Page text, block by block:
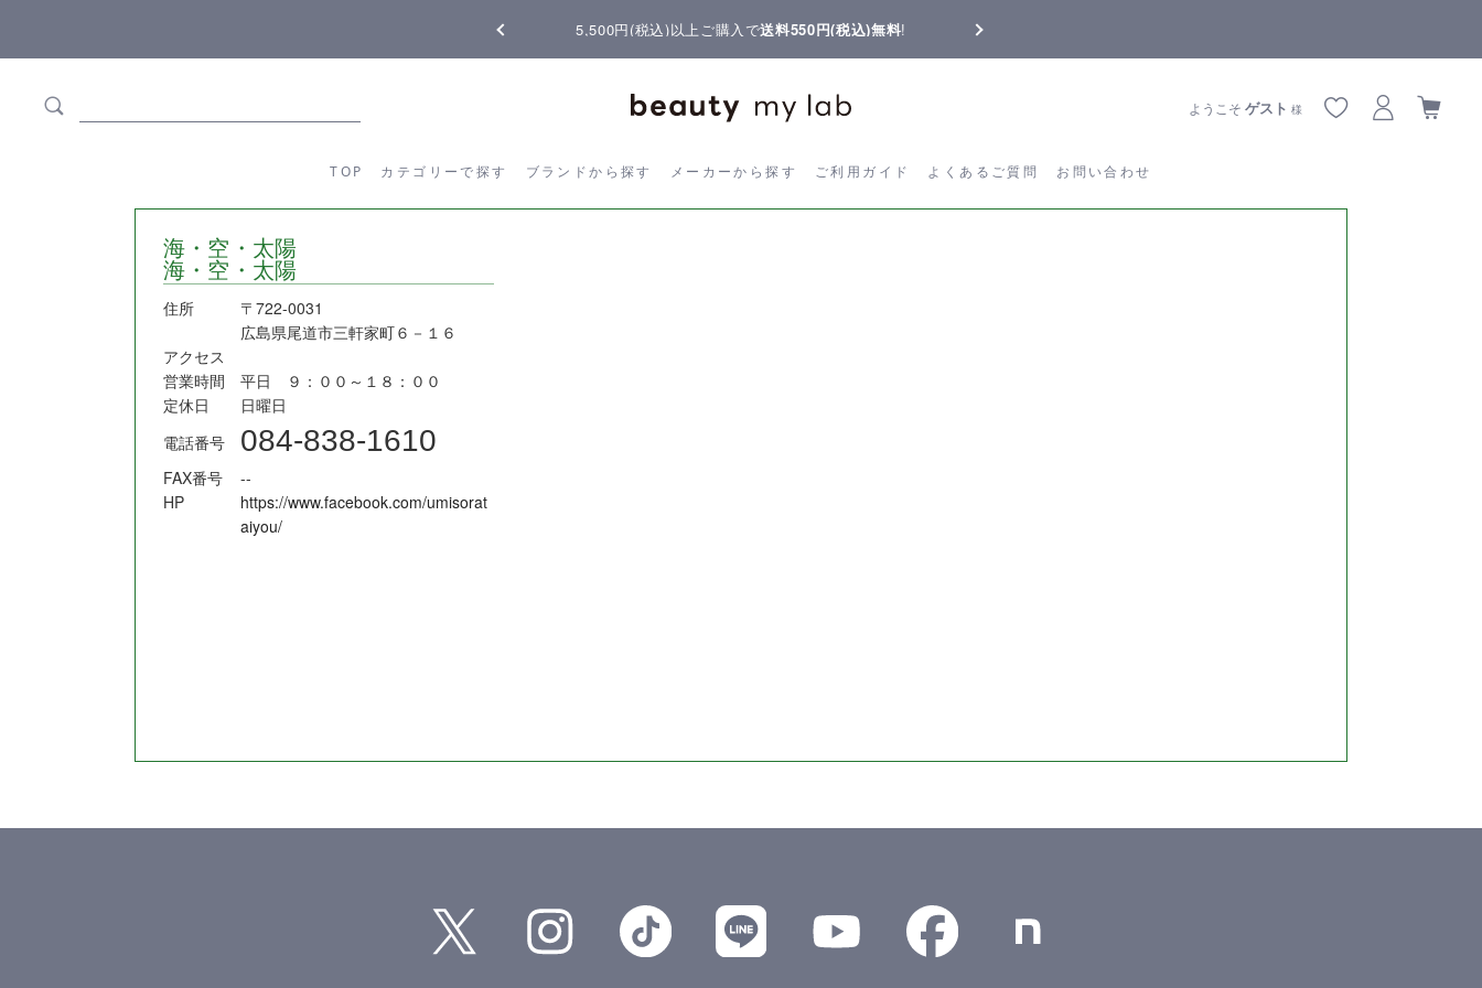
5,500円(税込)以上ご購入で送料550円(税込)無料!
TOP カテゴリーで探す ブランドから探す メーカーから探す ご利用ガイド よくあるご質問 お問い合わせ
ようこそゲスト 様
カテゴリーから探す ブランドから探す メーカーから探す ご利用ガイド よくあるご質問
海・空・太陽
海・空・太陽
住所
〒722-0031
広島県尾道市三軒家町６－１６
アクセス
営業時間
平日 ９：００～１８：００
定休日
日曜日
電話番号
084-838-1610
FAX番号
--
HP
https://www.facebook.com/umisorat
aiyou/